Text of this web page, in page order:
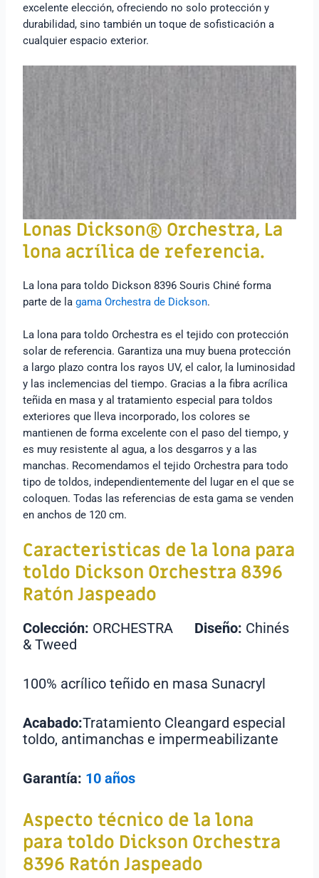
excelente elección, ofreciendo no solo protección y
durabilidad, sino también un toque de sofisticación a
cualquier espacio exterior.
Lonas Dickson® Orchestra, La
lona acrílica de referencia.
La lona para toldo Dickson 8396 Souris Chiné forma
parte de lagama Orchestra de Dickson.
La lona para toldo Orchestra es el tejido con protección
solar de referencia. Garantiza una muy buena protección
a largo plazo contra los rayos UV, el calor, la luminosidad
y las inclemencias del tiempo. Gracias a la fibra acrílica
teñida en masa y al tratamiento especial para toldos
exteriores que lleva incorporado, los colores se
mantienen de forma excelente con el paso del tiempo, y
es muy resistente al agua, a los desgarros y a las
manchas. Recomendamos el tejido Orchestra para todo
tipo de toldos, independientemente del lugar en el que se
coloquen. Todas las referencias de esta gama se venden
en anchos de 120 cm.
Caracteristicas de la lona para
toldo Dickson Orchestra 8396
Ratón Jaspeado
Colección: ORCHESTRA Diseño: Chinés
& Tweed
100% acrílico teñido en masa Sunacryl
Acabado:Tratamiento Cleangard especial
toldo, antimanchas e impermeabilizante
Garantía: 10 años
Aspecto técnico de la lona
para toldo Dickson Orchestra
8396 Ratón Jaspeado